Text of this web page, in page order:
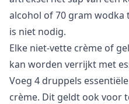
alcohol of 70 gram wodka
is niet nodig.
Elke niet-vette crème of
kan worden verrijkt met
Voeg 4 druppels
crème. Dit geldt ook voor